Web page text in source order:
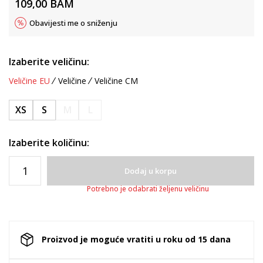
109,00 BAM
Obavijesti me o sniženju
Izaberite veličinu:
Veličine EU Veličine Veličine CM
XS S
Izaberite količinu:
Dodaj u korpu
Potrebno je odabrati željenu veličinu
Proizvod je moguće vratiti u roku od 15 dana